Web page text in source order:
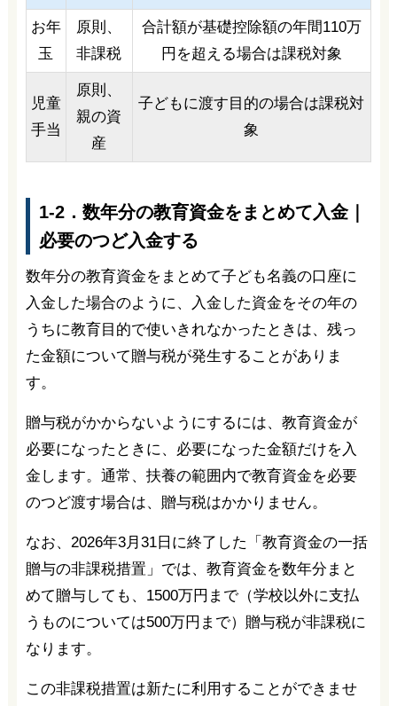
お年
玉
原則、
非課税
合計額が基礎控除額の年間110万
円を超える場合は課税対象
児童
手当
原則、
親の資
産
子どもに渡す目的の場合は課税対
象
1-2．数年分の教育資金をまとめて入金｜
必要のつど入金する
数年分の教育資金をまとめて子ども名義の口座に
入金した場合のように、入金した資金をその年の
うちに教育目的で使いきれなかったときは、残っ
た金額について贈与税が発生することがありま
す。
贈与税がかからないようにするには、教育資金が
必要になったときに、必要になった金額だけを入
金します。通常、扶養の範囲内で教育資金を必要
のつど渡す場合は、贈与税はかかりません。
なお、2026年3月31日に終了した「教育資金の一括
贈与の非課税措置」では、教育資金を数年分まと
めて贈与しても、1500万円まで（学校以外に支払
うものについては500万円まで）贈与税が非課税に
なります。
この非課税措置は新たに利用することができませ